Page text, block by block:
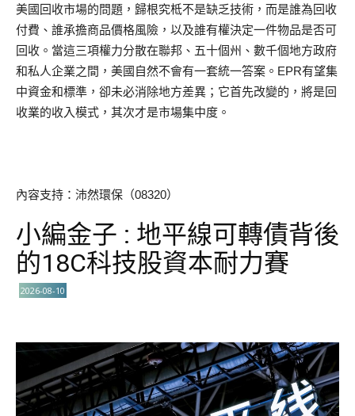
美國回收市場的問題，歸根究柢不是缺乏技術，而是誰為回收
付費、誰承擔商品價格風險，以及誰有權決定一件物品是否可
回收。當這三項權力分散在聯邦、五十個州、數千個地方政府
和私人企業之間，美國自然不會有一套統一答案。EPR有望集
中資金和標準，卻未必消除地方差異；它首先改變的，將是回
收業的收入模式，其次才是市場集中度。
內容支持：沛然環保（08320）
小編金子 : 地平線可轉債背後
的18C科技股資本耐力賽
2026-08-10